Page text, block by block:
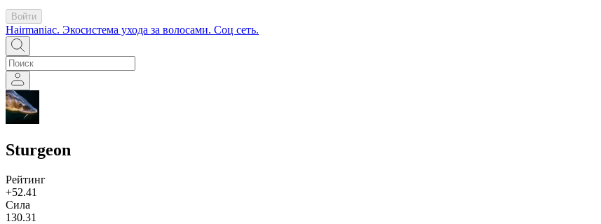
Войти
Hairmaniac. Экосистема ухода за волосами. Соц сеть.
Sturgeon
Рейтинг
+52.41
Сила
130.31